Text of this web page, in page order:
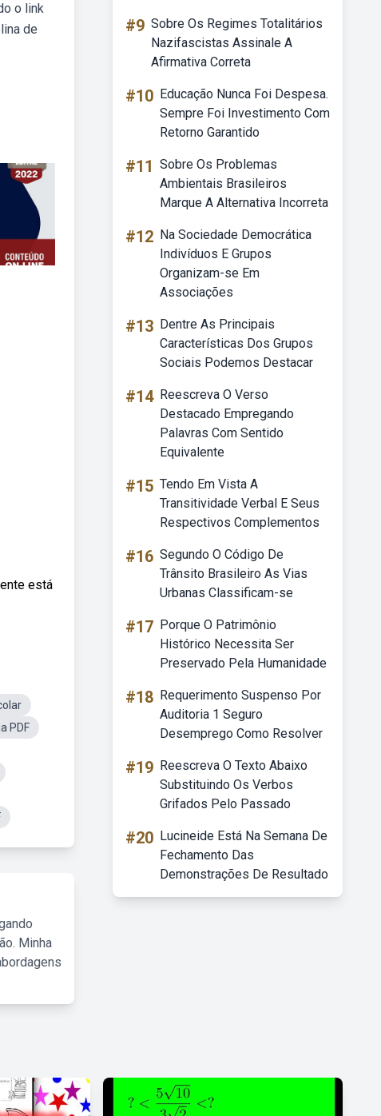
o link
de
está
PDF
Minha
#9 Sobre Os Regimes Totalitários
Nazifascistas Assinale A
Afirmativa Correta
#10 Educação Nunca Foi Despesa.
Sempre Foi Investimento Com
Retorno Garantido
#11 Sobre Os Problemas
Ambientais Brasileiros
Marque A Alternativa Incorreta
#12 Na Sociedade Democrática
Indivíduos E Grupos
Organizam-se Em
Associações
#13 Dentre As Principais
Características Dos Grupos
Sociais Podemos Destacar
#14 Reescreva O Verso
Destacado Empregando
Palavras Com Sentido
Equivalente
#15 Tendo Em Vista A
Transitividade Verbal E Seus
Respectivos Complementos
#16 Segundo O Código De
Trânsito Brasileiro As Vias
Urbanas Classificam-se
#17 Porque O Patrimônio
Histórico Necessita Ser
Preservado Pela Humanidade
#18 Requerimento Suspenso Por
Auditoria 1 Seguro
Desemprego Como Resolver
#19 Reescreva O Texto Abaixo
Substituindo Os Verbos
Grifados Pelo Passado
#20 Lucineide Está Na Semana De
Fechamento Das
Demonstrações De Resultado